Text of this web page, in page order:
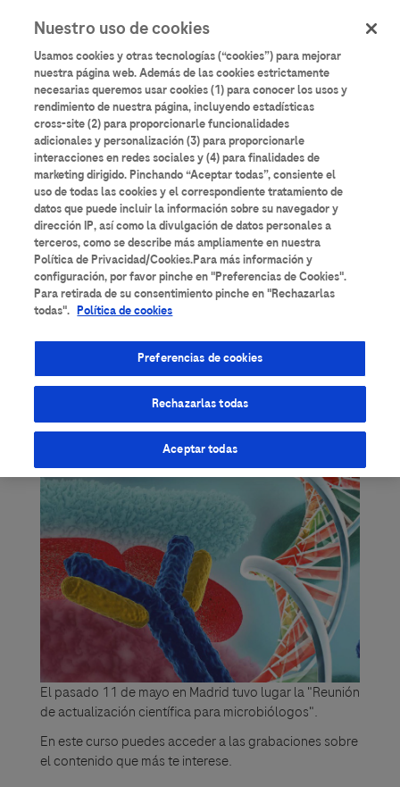
contenido
principal
User
account
menu
Iniciar sesión
Reunión de
actualización científica
para microbiólogos
El pasado 11 de mayo en Madrid tuvo lugar la "Reunión
de actualización científica para microbiólogos".
En este curso puedes acceder a las grabaciones sobre
el contenido que más te interese.
Nuestro uso de cookies
Usamos cookies y otras tecnologías (“cookies”) para mejorar
nuestra página web. Además de las cookies estrictamente
necesarias queremos usar cookies (1) para conocer los usos y
rendimiento de nuestra página, incluyendo estadísticas
cross-site (2) para proporcionarle funcionalidades
adicionales y personalización (3) para proporcionarle
interacciones en redes sociales y (4) para finalidades de
marketing dirigido. Pinchando “Aceptar todas”, consiente el
uso de todas las cookies y el correspondiente tratamiento de
datos que puede incluir la información sobre su navegador y
dirección IP, así como la divulgación de datos personales a
terceros, como se describe más ampliamente en nuestra
Política de Privacidad/Cookies.Para más información y
configuración, por favor pinche en "Preferencias de Cookies".
Para retirada de su consentimiento pinche en "Rechazarlas
todas". Política de cookies
Preferencias de cookies
Rechazarlas todas
Aceptar todas